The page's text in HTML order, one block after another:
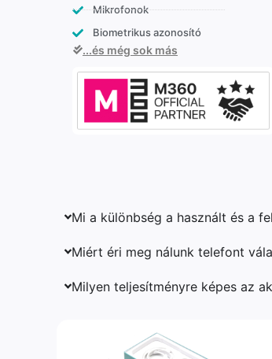
Mikrofonok
Biometrikus azonosító
...és még sok más
Mi a különbség a használt és a
Miért éri meg nálunk telefont
Milyen teljesítményre képes az